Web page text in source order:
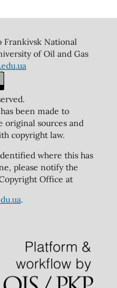
Frankivsk National
of Oil and Gas
been made to
original sources and
copyright law.
where this has
please notify the
Office at
.